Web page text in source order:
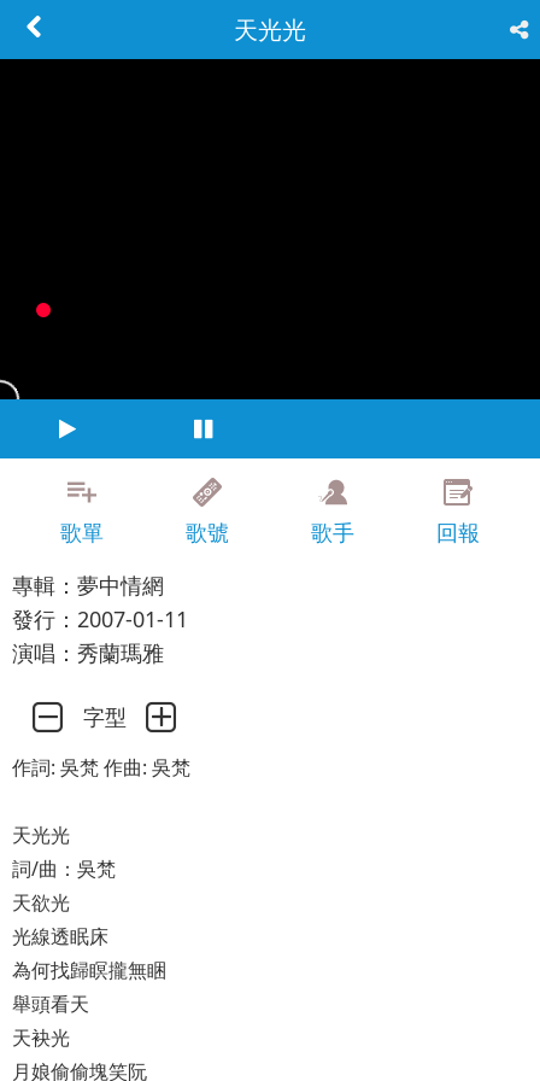
天光光
歌單 歌號 歌手
回報
專輯：夢中情網
發行：2007-01-11
演唱：秀蘭瑪雅
字型
作詞: 吳梵 作曲: 吳梵
天光光
詞/曲：吳梵
天欲光
光線透眠床
為何找歸瞑攏無睏
舉頭看天
天袂光
月娘偷偷塊笑阮